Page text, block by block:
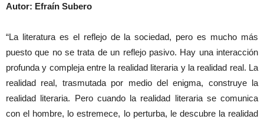
Autor: Efraín Subero
“La literatura es el reflejo de la sociedad, pero es mucho más
puesto que no se trata de un reflejo pasivo. Hay una interacción
profunda y compleja entre la realidad literaria y la realidad real. La
realidad real, trasmutada por medio del enigma, construye la
realidad literaria. Pero cuando la realidad literaria se comunica
con el hombre, lo estremece, lo perturba, le descubre la realidad